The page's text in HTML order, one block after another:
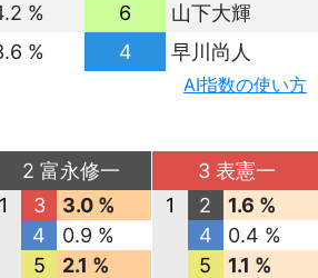
% 6
山下大輝
% 4 早川尚人
AI指数の使い方
2 富永修一
1
3
3.0 %
4
0.9 %
5
2.1 %
3 表憲一
1
2
1.6 %
4
0.4 %
5
1.1 %